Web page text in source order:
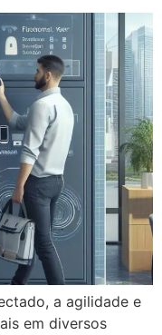
a agilidade e
em diversos